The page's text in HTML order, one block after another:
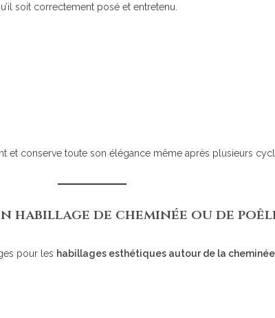
soit correctement posé et entretenu.
et conserve toute son élégance même après plusieurs
de cheminée ou de
pour les habillages esthétiques autour de la cheminée